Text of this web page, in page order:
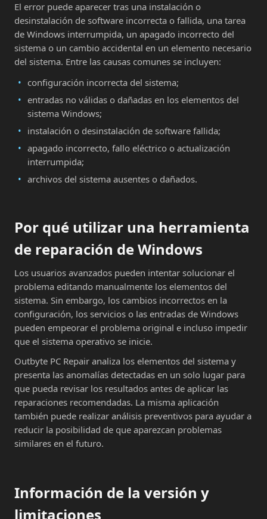
El error puede aparecer tras una instalación o
desinstalación de software incorrecta o fallida, una tarea
de Windows interrumpida, un apagado incorrecto del
sistema o un cambio accidental en un elemento necesario
del sistema. Entre las causas comunes se incluyen:
configuración incorrecta del sistema;
entradas no válidas o dañadas en los elementos del
sistema Windows;
instalación o desinstalación de software fallida;
apagado incorrecto, fallo eléctrico o actualización
interrumpida;
archivos del sistema ausentes o dañados.
Por qué utilizar una herramienta
de reparación de Windows
Los usuarios avanzados pueden intentar solucionar el
problema editando manualmente los elementos del
sistema. Sin embargo, los cambios incorrectos en la
configuración, los servicios o las entradas de Windows
pueden empeorar el problema original e incluso impedir
que el sistema operativo se inicie.
Outbyte PC Repair analiza los elementos del sistema y
presenta las anomalías detectadas en un solo lugar para
que pueda revisar los resultados antes de aplicar las
reparaciones recomendadas. La misma aplicación
también puede realizar análisis preventivos para ayudar a
reducir la posibilidad de que aparezcan problemas
similares en el futuro.
Información de la versión y
limitaciones